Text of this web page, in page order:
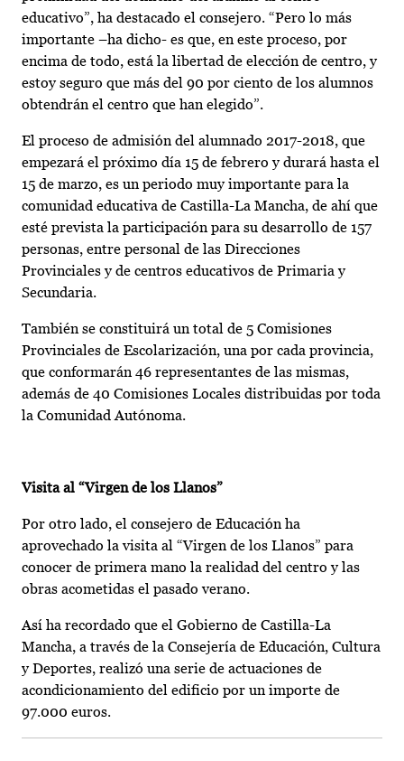
educativo”, ha destacado el consejero. “Pero lo más
importante –ha dicho- es que, en este proceso, por
encima de todo, está la libertad de elección de centro, y
estoy seguro que más del 90 por ciento de los alumnos
obtendrán el centro que han elegido”.
El proceso de admisión del alumnado 2017-2018, que
empezará el próximo día 15 de febrero y durará hasta el
15 de marzo, es un periodo muy importante para la
comunidad educativa de Castilla-La Mancha, de ahí que
esté prevista la participación para su desarrollo de 157
personas, entre personal de las Direcciones
Provinciales y de centros educativos de Primaria y
Secundaria.
También se constituirá un total de 5 Comisiones
Provinciales de Escolarización, una por cada provincia,
que conformarán 46 representantes de las mismas,
además de 40 Comisiones Locales distribuidas por toda
la Comunidad Autónoma.
Visita al “Virgen de los Llanos”
Por otro lado, el consejero de Educación ha
aprovechado la visita al “Virgen de los Llanos” para
conocer de primera mano la realidad del centro y las
obras acometidas el pasado verano.
Así ha recordado que el Gobierno de Castilla-La
Mancha, a través de la Consejería de Educación, Cultura
y Deportes, realizó una serie de actuaciones de
acondicionamiento del edificio por un importe de
97.000 euros.